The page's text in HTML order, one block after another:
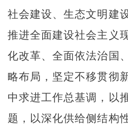
社会建设、生态文明建
推进全面建设社会主义
化改革、全面依法治国
略布局，坚定不移贯彻
中求进工作总基调，以
题，以深化供给侧结构